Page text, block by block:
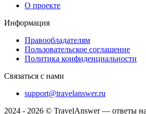
О проекте
Информация
Правообладателям
Пользовательское соглашение
Политика конфиденциальности
Связаться с нами
support@travelanswer.ru
2024 - 2026 © TravelAnswer — ответы